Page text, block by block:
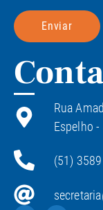
Enviar
Rua
Espelho
(51)